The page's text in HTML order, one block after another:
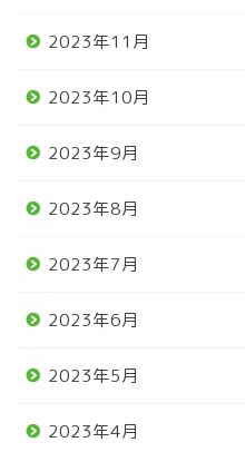
2023年11月
2023年10月
2023年9月
2023年8月
2023年7月
2023年6月
2023年5月
2023年4月